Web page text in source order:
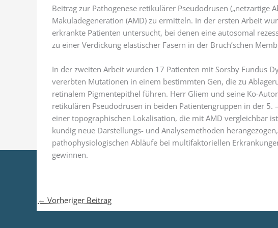
Beitrag zur Pathogenese retikulärer Pseudodrusen („netzartige
Makuladegeneration (AMD) zu ermitteln. In der ersten Arbeit
erkrankte Patienten untersucht, bei denen eine autosomal
zu einer Verdickung elastischer Fasern in der Bruch’schen
In der zweiten Arbeit wurden 17 Patienten mit Sorsby Fundus
vererbten Mutationen in einem bestimmten Gen, die zu
retinalem Pigmentepithel führen. Herr Gliem und seine Ko-
retikulären Pseudodrusen in beiden Patientengruppen in der 5.
einer topographischen Lokalisation, die mit AMD vergleichbar
kundig neue Darstellungs- und Analysemethoden
pathophysiologischen Abläufe bei multifaktoriellen
gewinnen.
← Vorheriger Beitrag